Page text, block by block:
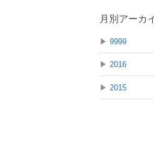
月別アーカ
▶ 9999
▶ 2016
▶ 2015